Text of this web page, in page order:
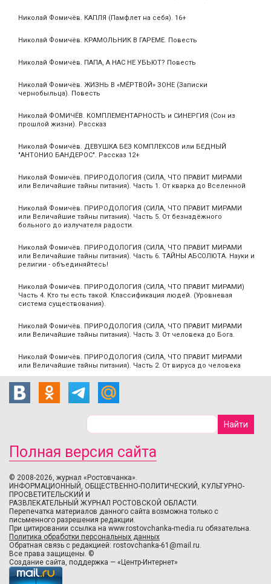
Николай Фомичёв. КАПЛЯ (Памфлет на себя). 16+
Николай Фомичёв. КРАМОЛЬНИК В ГАРЕМЕ. Повесть
Николай Фомичёв. ПАПА, А НАС НЕ УБЬЮТ? Повесть
Николай Фомичёв. ЖИЗНЬ В «МЁРТВОЙ» ЗОНЕ (Записки
чернобыльца). Повесть
Николай ФОМИЧЁВ. КОМПЛЕМЕНТАРНОСТЬ и СИНЕРГИЯ (Сон из
прошлой жизни). Рассказ
Николай Фомичёв. ДЕВУШКА БЕЗ КОМПЛЕКСОВ или БЕДНЫЙ
"АНТОНИО БАНДЕРОС". Рассказ 12+
Николай Фомичёв. ПРИРОДОЛОГИЯ (СИЛА, ЧТО ПРАВИТ МИРАМИ
или Величайшие тайны питания). Часть 1. От кварка до Вселенной
Николай Фомичёв. ПРИРОДОЛОГИЯ (СИЛА, ЧТО ПРАВИТ МИРАМИ
или Величайшие тайны питания). Часть 5. От безнадёжного
больного до излучателя радости.
Николай Фомичёв. ПРИРОДОЛОГИЯ (СИЛА, ЧТО ПРАВИТ МИРАМИ
или Величайшие тайны питания). Часть 6. ТАЙНЫ АБСОЛЮТА. Науки и
религии - объединяйтесь!
Николай Фомичёв. ПРИРОДОЛОГИЯ (СИЛА, ЧТО ПРАВИТ МИРАМИ)
Часть 4. Кто ты есть такой. Классификация людей. (Уровневая
система существования).
Николай Фомичёв. ПРИРОДОЛОГИЯ (СИЛА, ЧТО ПРАВИТ МИРАМИ
или Величайшие тайны питания). Часть 3. От человека до Бога.
Николай Фомичёв. ПРИРОДОЛОГИЯ (СИЛА, ЧТО ПРАВИТ МИРАМИ
или Величайшие тайны питания). Часть 2. От вируса до человека
Полная версия сайта
© 2008-2026, журнал «Ростовчанка».
ИНФОРМАЦИОННЫЙ, ОБЩЕСТВЕННО-ПОЛИТИЧЕСКИЙ, КУЛЬТУРНО-
ПРОСВЕТИТЕЛЬСКИЙ И
РАЗВЛЕКАТЕЛЬНЫЙ ЖУРНАЛ РОСТОВСКОЙ ОБЛАСТИ.
Перепечатка материалов данного сайта возможна только с
письменного разрешения редакции.
При цитировании ссылка на www.rostovchanka-media.ru обязательна.
Политика обработки персональных данных
Обратная связь с редакцией: rostovchanka-61@mail.ru
Все права защищены. ©
Создание сайта поддержка — «Центр-Интернет»